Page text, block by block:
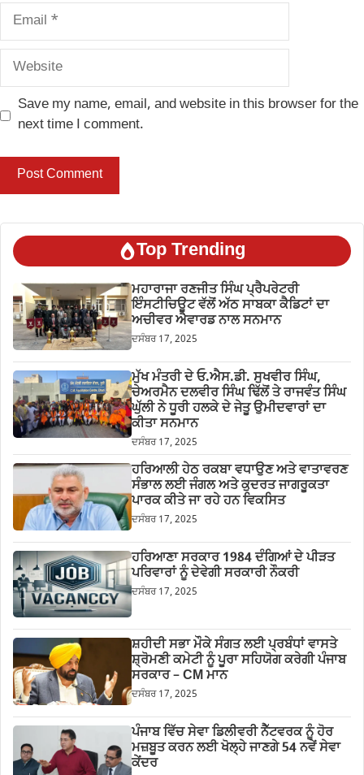
Email
Website
Save my name, email, and website in this browser for the
next time I comment.
Top Trending
ਮਹਾਰਾਜਾ ਰਣਜੀਤ ਸਿੰਘ ਪ੍ਰੈਪਰੇਟਰੀ
ਇੰਸਟੀਚਿਊਟ ਵੱਲੋਂ ਅੱਠ ਸਾਬਕਾ ਕੈਡਿਟਾਂ ਦਾ
ਅਚੀਵਰ ਐਵਾਰਡ ਨਾਲ ਸਨਮਾਨ
ਦਸੰਬਰ 17, 2025
ਮੁੱਖ ਮੰਤਰੀ ਦੇ ਓ.ਐਸ.ਡੀ. ਸੁਖਵੀਰ ਸਿੰਘ,
ਚੇਅਰਮੈਨ ਦਲਵੀਰ ਸਿੰਘ ਢਿੱਲੋਂ ਤੇ ਰਾਜਵੰਤ ਸਿੰਘ
ਘੁੱਲੀ ਨੇ ਧੂਰੀ ਹਲਕੇ ਦੇ ਜੇਤੂ ਉਮੀਦਵਾਰਾਂ ਦਾ
ਕੀਤਾ ਸਨਮਾਨ
ਦਸੰਬਰ 17, 2025
ਹਰਿਆਲੀ ਹੇਠ ਰਕਬਾ ਵਧਾਉਣ ਅਤੇ ਵਾਤਾਵਰਣ
ਸੰਭਾਲ ਲਈ ਜੰਗਲ ਅਤੇ ਕੁਦਰਤ ਜਾਗਰੂਕਤਾ
ਪਾਰਕ ਕੀਤੇ ਜਾ ਰਹੇ ਹਨ ਵਿਕਸਿਤ
ਦਸੰਬਰ 17, 2025
ਹਰਿਆਣਾ ਸਰਕਾਰ 1984 ਦੰਗਿਆਂ ਦੇ ਪੀੜਤ
ਪਰਿਵਾਰਾਂ ਨੂੰ ਦੇਵੇਗੀ ਸਰਕਾਰੀ ਨੌਕਰੀ
ਦਸੰਬਰ 17, 2025
ਸ਼ਹੀਦੀ ਸਭਾ ਮੌਕੇ ਸੰਗਤ ਲਈ ਪ੍ਰਬੰਧਾਂ ਵਾਸਤੇ
ਸ਼੍ਰੋਮਣੀ ਕਮੇਟੀ ਨੂੰ ਪੂਰਾ ਸਹਿਯੋਗ ਕਰੇਗੀ ਪੰਜਾਬ
ਸਰਕਾਰ – CM ਮਾਨ
ਦਸੰਬਰ 17, 2025
ਪੰਜਾਬ ਵਿੱਚ ਸੇਵਾ ਡਿਲੀਵਰੀ ਨੈੱਟਵਰਕ ਨੂੰ ਹੋਰ
ਮਜ਼ਬੂਤ ਕਰਨ ਲਈ ਖੋਲ੍ਹੇ ਜਾਣਗੇ 54 ਨਵੇਂ ਸੇਵਾ
ਕੇਂਦਰ